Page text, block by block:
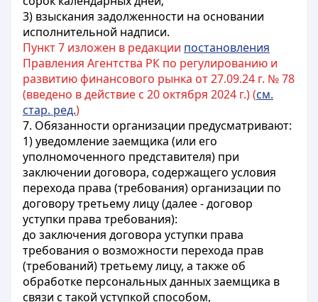
3) взыскания задолженности на основании
исполнительной надписи.
Пункт 7 изложен в редакции постановления
Правления Агентства РК по регулированию и
развитию финансового рынка от 27.09.24 г. № 78
(введено в действие с 20 октября 2024 г.) (см.
стар. ред.)
7. Обязанности организации предусматривают:
1) уведомление заемщика (или его
уполномоченного представителя) при
заключении договора, содержащего условия
перехода права (требования) организации по
договору третьему лицу (далее - договор
уступки права требования):
до заключения договора уступки права
требования о возможности перехода прав
(требований) третьему лицу, а также об
обработке персональных данных заемщика в
связи с такой уступкой способом,